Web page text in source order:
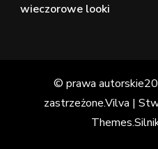
wieczorowe looki
© prawa
zastrzeżone.Vilva |
Themes